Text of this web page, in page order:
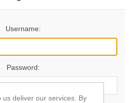
Username:
Password:
us deliver our services. By